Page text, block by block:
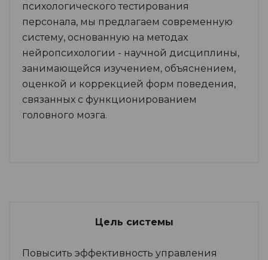
психологического тестирования
персонала, мы предлагаем современную
систему, основанную на методах
нейропсихологии - научной дисциплины,
занимающейся изучением, объяснением,
оценкой и коррекцией форм поведения,
связанных с функционированием
головного мозга.
Цель системы
Повысить эффективность управления